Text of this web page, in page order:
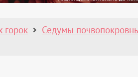
горок
Седумы